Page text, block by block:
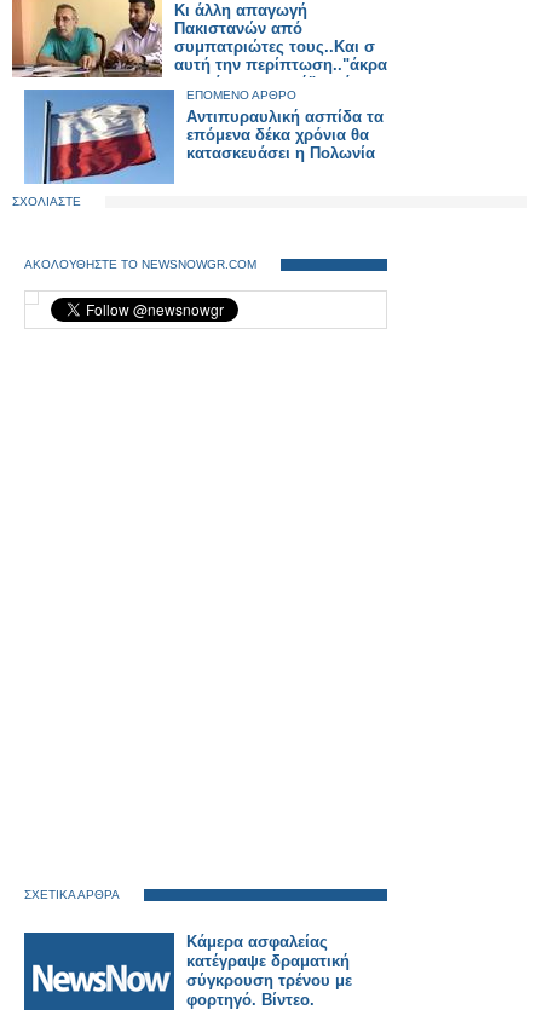
Κι άλλη απαγωγή
Πακιστανών από
συμπατριώτες τους..Και σ
αυτή την περίπτωση.."άκρα
του τάφου σιωπή" από
Τσαβέντ Ασλάμ και
Π.Κωνσταντίνου..
ΕΠΟΜΕΝΟ ΑΡΘΡΟ
Αντιπυραυλική ασπίδα τα
επόμενα δέκα χρόνια θα
κατασκευάσει η Πολωνία
ΣΧΟΛΙΑΣΤΕ
ΑΚΟΛΟΥΘΗΣΤΕ ΤΟ NEWSNOWGR.COM
ΣΧΕΤΙΚΑ ΑΡΘΡΑ
Κάμερα ασφαλείας
κατέγραψε δραματική
σύγκρουση τρένου με
φορτηγό. Βίντεο.